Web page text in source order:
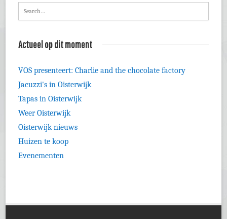
Actueel op dit moment
VOS presenteert: Charlie and the chocolate factory
Jacuzzi's in Oisterwijk
Tapas in Oisterwijk
Weer Oisterwijk
Oisterwijk nieuws
Huizen te koop
Evenementen